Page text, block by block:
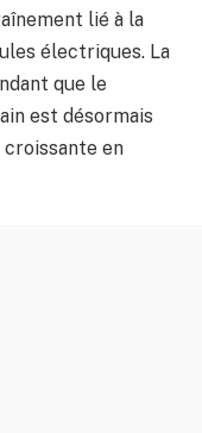
lié à la
électriques. La
que le
est désormais
en